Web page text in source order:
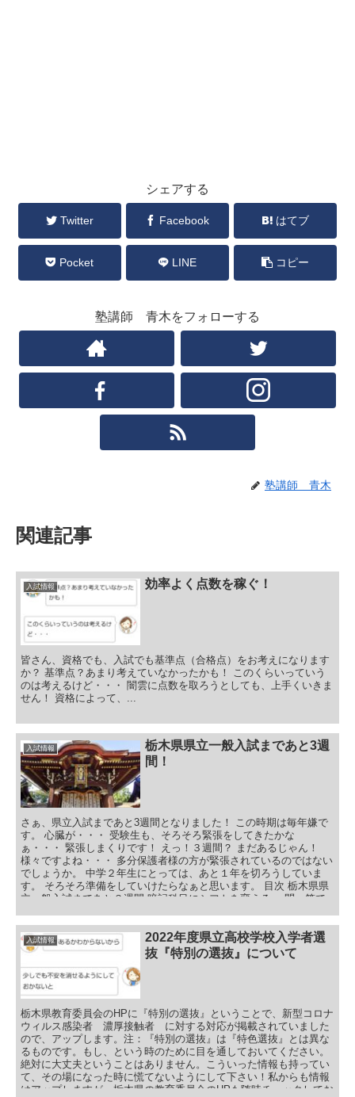
シェアする
Twitter Facebook はてブ
Pocket LINE コピー
塾講師 青木をフォローする
塾講師 青木
関連記事
入試情報 効率よく点数を稼ぐ！
皆さん、資格でも、入試でも基準点（合格点）をお考えになります
か？ 基準点？あまり考えていなかったかも！ このくらいっていう
のは考えるけど・・・ 闇雲に点数を取ろうとしても、上手くいきま
せん！ 資格によって、...
入試情報
栃木県県立一般入試まであと3週
間！
さぁ、県立入試まであと3週間となりました！ この時期は毎年嫌で
す。 心臓が・・・ 受験生も、そろそろ緊張をしてきたかな
ぁ・・・ 緊張しまくりです！ えっ！３週間？ まだあるじゃん！
様々ですよね・・・ 多分保護者様の方が緊張されているのではない
でしょうか。 中学２年生にとっては、あと１年を切ろうしていま
す。 そろそろ準備をしていけたらなぁと思います。 目次 栃木県県
立一般入試まであと３週間 暗記科目にシフトを変える 一問一答で
実力テストまであと３週間 実力テストの対策方法 まとめ
入試情報
2022年度県立高校学校入学者選
抜『特別の選抜』について
栃木県教育委員会のHPに『特別の選抜』ということで、新型コロナ
ウィルス感染者 濃厚接触者 に対する対応が掲載されていました
ので、アップします。注：『特別の選抜』は『特色選抜』とは異な
るものです。もし、という時のために目を通しておいてください。
絶対に大丈夫ということはありません。こういった情報も持ってい
て、その場になった時に慌てないようにして下さい！私からも情報
はアップしますが、栃木県の教育委員会のHPも随時チェックしてお